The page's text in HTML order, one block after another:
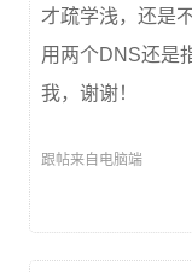
才疏学浅，还是
用两个DNS还是
我，谢谢！
跟帖来自电脑端